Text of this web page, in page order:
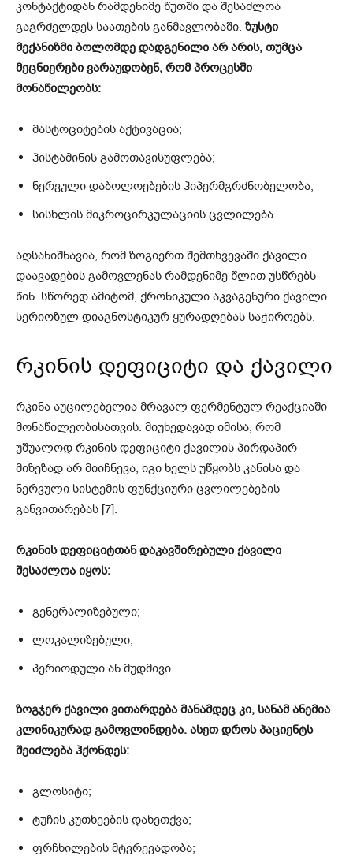
კონტაქტიდან რამდენიმე წუთში და შესაძლოა
გაგრძელდეს საათების განმავლობაში. ზუსტი
მექანიზმი ბოლომდე დადგენილი არ არის, თუმცა
მეცნიერები ვარაუდობენ, რომ პროცესში
მონაწილეობს:
მასტოციტების აქტივაცია;
ჰისტამინის გამოთავისუფლება;
ნერვული დაბოლოებების ჰიპერმგრძნობელობა;
სისხლის მიკროცირკულაციის ცვლილება.
აღსანიშნავია, რომ ზოგიერთ შემთხვევაში ქავილი
დაავადების გამოვლენას რამდენიმე წლით უსწრებს
წინ. სწორედ ამიტომ, ქრონიკული აკვაგენური ქავილი
სერიოზულ დიაგნოსტიკურ ყურადღებას საჭიროებს.
რკინის დეფიციტი და ქავილი
რკინა აუცილებელია მრავალ ფერმენტულ რეაქციაში
მონაწილეობისათვის. მიუხედავად იმისა, რომ
უშუალოდ რკინის დეფიციტი ქავილის პირდაპირ
მიზეზად არ მიიჩნევა, იგი ხელს უწყობს კანისა და
ნერვული სისტემის ფუნქციური ცვლილებების
განვითარებას [7].
რკინის დეფიციტთან დაკავშირებული ქავილი
შესაძლოა იყოს:
გენერალიზებული;
ლოკალიზებული;
პერიოდული ან მუდმივი.
ზოგჯერ ქავილი ვითარდება მანამდეც კი, სანამ ანემია
კლინიკურად გამოვლინდება. ასეთ დროს პაციენტს
შეიძლება ჰქონდეს:
გლოსიტი;
ტუჩის კუთხეების დახეთქვა;
ფრჩხილების მტვრევადობა;